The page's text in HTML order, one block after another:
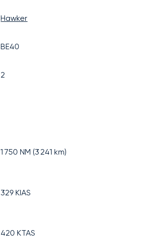
Hawker
BE40
2
1 750 NM (3 241 km)
329 KIAS
420 KTAS